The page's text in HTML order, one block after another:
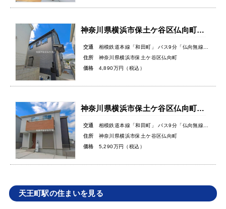
神奈川県横浜市保土ケ谷区仏向町新築戸建
交通
相模鉄道本線「和田町」 バス9分「仏向無線塔」バス停徒歩3分
住所
神奈川県横浜市保土ケ谷区仏向町
価格
4,890万円（税込）
神奈川県横浜市保土ケ谷区仏向町新築戸建
交通
相模鉄道本線「和田町」 バス9分「仏向無線塔」バス停徒歩3分
住所
神奈川県横浜市保土ケ谷区仏向町
価格
5,290万円（税込）
天王町駅の住まいを見る